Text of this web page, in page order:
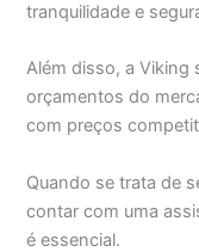
tranquilidade e
Além disso, a Viking
orçamentos do
com preços
Quando se trata de
contar com uma
é essencial.